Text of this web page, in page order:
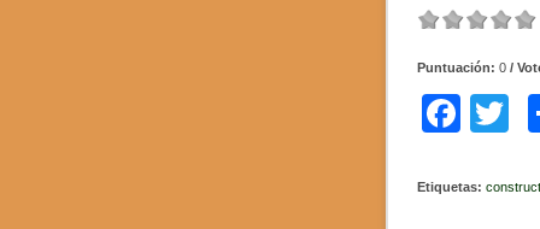
Puntuación: 0 /
F
c
tt
Etiquetas: